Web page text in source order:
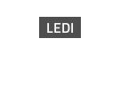
LEDI